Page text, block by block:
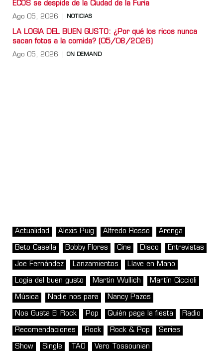
ECOS se despide de la Ciudad de la Furia
Ago 05, 2026 NOTICIAS
LA LOGIA DEL BUEN GUSTO: ¿Por qué los ricos nunca
sacan fotos a la comida? (05/08/2026)
Ago 05, 2026 ON DEMAND
Actualidad Alexis Puig Alfredo Rosso Arenga
Beto Casella Bobby Flores Cine Disco Entrevistas
Joe Fernández Lanzamientos Llave en Mano
Logia del buen gusto Martin Wullich Martín Ciccioli
Música Nadie nos para Nancy Pazos
Nos Gusta El Rock Pop Quién paga la fiesta Radio
Recomendaciones Rock Rock & Pop Series
Show Single TAO Vero Tossounian